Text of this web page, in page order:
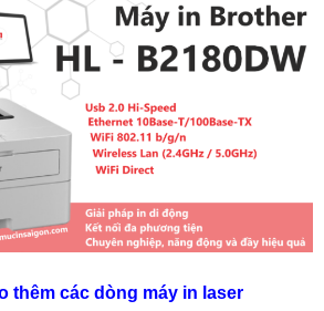
thêm các dòng máy in laser